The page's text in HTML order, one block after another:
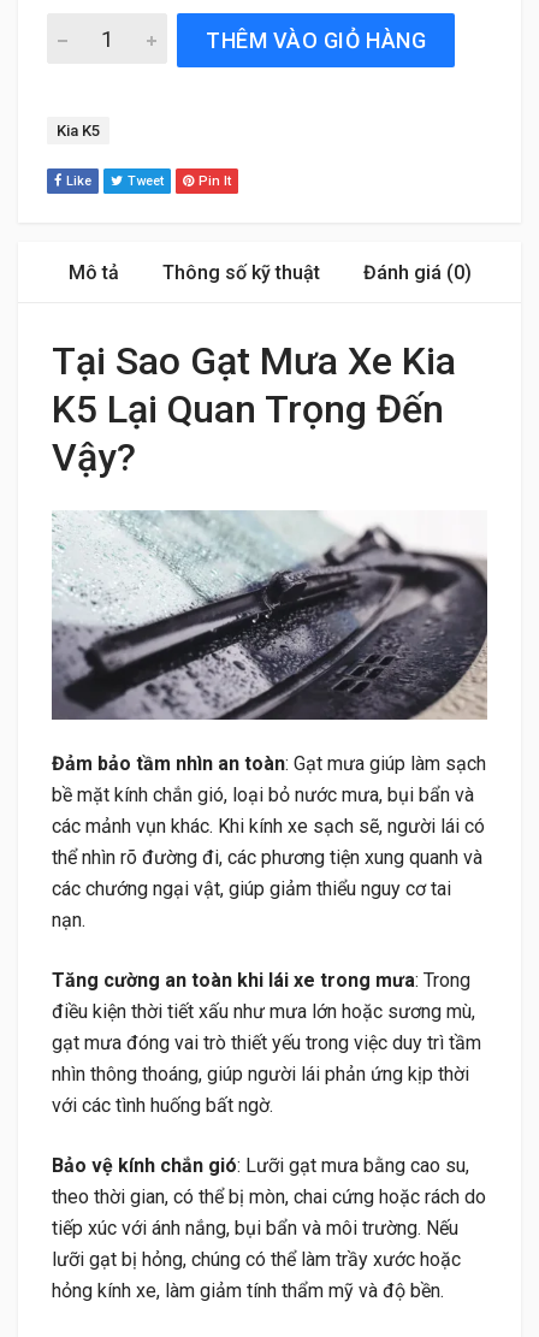
Gạt Mưa Xe Kia K5 (2021 đến 2025) Silicone Chính Hãng
THÊM VÀO GIỎ HÀNG
Tag:
Kia K5
Like Tweet Pin It
Mô tả Thông số kỹ thuật Đánh giá (0)
Tại Sao Gạt Mưa Xe Kia
K5 Lại Quan Trọng Đến
Vậy?
Đảm bảo tầm nhìn an toàn: Gạt mưa giúp làm sạch
bề mặt kính chắn gió, loại bỏ nước mưa, bụi bẩn và
các mảnh vụn khác. Khi kính xe sạch sẽ, người lái có
thể nhìn rõ đường đi, các phương tiện xung quanh và
các chướng ngại vật, giúp giảm thiểu nguy cơ tai
nạn.
Tăng cường an toàn khi lái xe trong mưa: Trong
điều kiện thời tiết xấu như mưa lớn hoặc sương mù,
gạt mưa đóng vai trò thiết yếu trong việc duy trì tầm
nhìn thông thoáng, giúp người lái phản ứng kịp thời
với các tình huống bất ngờ.
Bảo vệ kính chắn gió: Lưỡi gạt mưa bằng cao su,
theo thời gian, có thể bị mòn, chai cứng hoặc rách do
tiếp xúc với ánh nắng, bụi bẩn và môi trường. Nếu
lưỡi gạt bị hỏng, chúng có thể làm trầy xước hoặc
hỏng kính xe, làm giảm tính thẩm mỹ và độ bền.